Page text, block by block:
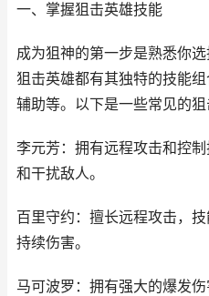
一、掌握狙击英雄技能
成为狙神的第一步是熟悉你
狙击英雄都有其独特的技能
辅助等。以下是一些常见的狙
李元芳：拥有远程攻击和控
和干扰敌人。
百里守约：擅长远程攻击，
持续伤害。
马可波罗：拥有强大的爆发